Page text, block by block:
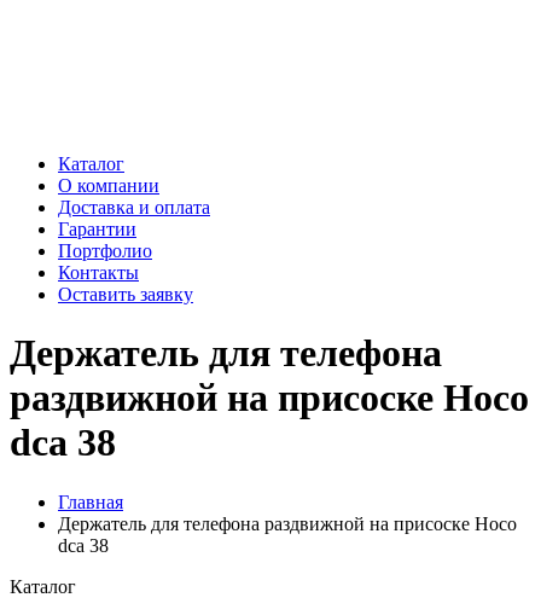
Каталог
О компании
Доставка и оплата
Гарантии
Портфолио
Контакты
Оставить заявку
Держатель для телефона
раздвижной на присоске Hoco
dca 38
Главная
Держатель для телефона раздвижной на присоске Hoco
dca 38
Каталог